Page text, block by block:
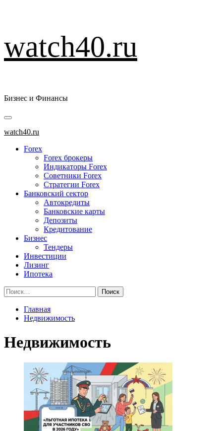
к
содержимому
watch40.ru
Бизнес и Финансы
Основное
меню
watch40.ru
Forex
Forex брокеры
Индикаторы Forex
Советники Forex
Стратегии Forex
Банковский сектор
Автокредиты
Банковские карты
Депозиты
Кредитование
Бизнес
Тендеры
Инвестиции
Лизинг
Ипотека
Найти:
Главная
Недвижимость
Недвижимость